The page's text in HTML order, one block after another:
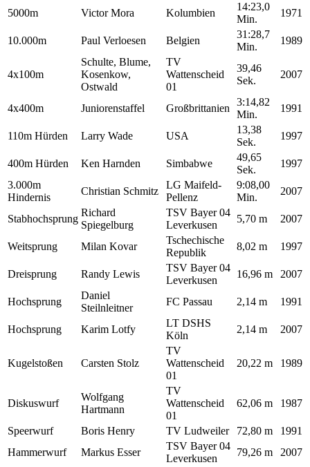
5000m Victor Mora Kolumbien
14:23,0
Min.
1971
10.000m Paul Verloesen Belgien
31:28,7
Min.
1989
4x100m
Schulte, Blume,
Kosenkow,
Ostwald
TV
Wattenscheid
01
39,46
Sek.
2007
4x400m Juniorenstaffel Großbrittanien
3:14,82
Min.
1991
110m Hürden Larry Wade USA
13,38
Sek.
1997
400m Hürden Ken Harnden Simbabwe
49,65
Sek.
1997
3.000m
Hindernis
Christian Schmitz
LG Maifeld-
Pellenz
9:08,00
Min.
2007
Stabhochsprung
Richard
Spiegelburg
TSV Bayer 04
Leverkusen
5,70 m 2007
Weitsprung Milan Kovar
Tschechische
Republik
8,02 m 1997
Dreisprung Randy Lewis
TSV Bayer 04
Leverkusen
16,96 m 2007
Hochsprung
Daniel
Steilnleitner
FC Passau 2,14 m 1991
Hochsprung Karim Lotfy
LT DSHS
Köln
2,14 m 2007
Kugelstoßen Carsten Stolz
TV
Wattenscheid
01
20,22 m 1989
Diskuswurf
Wolfgang
Hartmann
TV
Wattenscheid
01
62,06 m 1987
Speerwurf Boris Henry TV Ludweiler 72,80 m
1991
Hammerwurf
Markus Esser
TSV Bayer 04
Leverkusen
79,26 m 2007